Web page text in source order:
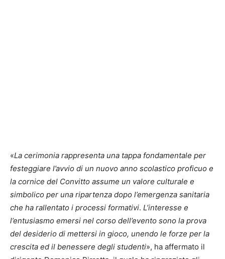
«La cerimonia rappresenta una tappa fondamentale per
festeggiare l’avvio di un nuovo anno scolastico proficuo e
la cornice del Convitto assume un valore culturale e
simbolico per una ripartenza dopo l’emergenza sanitaria
che ha rallentato i processi formativi. L’interesse e
l’entusiasmo emersi nel corso dell’evento sono la prova
del desiderio di mettersi in gioco, unendo le forze per la
crescita ed il benessere degli studenti», ha affermato il